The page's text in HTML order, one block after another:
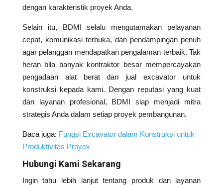
dengan karakteristik proyek Anda.
Selain itu, BDMI selalu mengutamakan pelayanan
cepat, komunikasi terbuka, dan pendampingan penuh
agar pelanggan mendapatkan pengalaman terbaik. Tak
heran bila banyak kontraktor besar mempercayakan
pengadaan alat berat dan jual excavator untuk
konstruksi kepada kami. Dengan reputasi yang kuat
dan layanan profesional, BDMI siap menjadi mitra
strategis Anda dalam setiap proyek pembangunan.
Baca juga: Fungsi Excavator dalam Konstruksi untuk
Produktivitas Proyek
Hubungi Kami Sekarang
Ingin tahu lebih lanjut tentang produk dan layanan